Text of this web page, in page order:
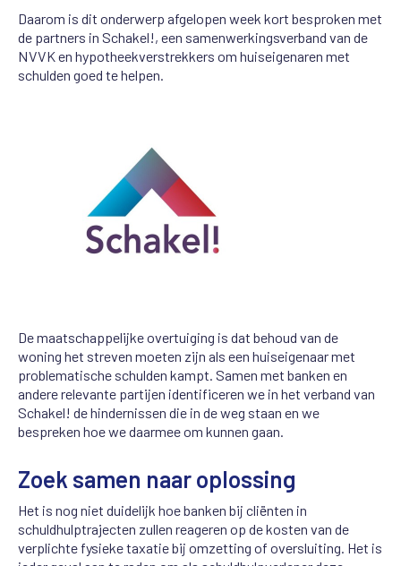
Daarom is dit onderwerp afgelopen week kort besproken met
de partners in Schakel!, een samenwerkingsverband van de
NVVK en hypotheekverstrekkers om huiseigenaren met
schulden goed te helpen.
De maatschappelijke overtuiging is dat behoud van de
woning het streven moeten zijn als een huiseigenaar met
problematische schulden kampt. Samen met banken en
andere relevante partijen identificeren we in het verband van
Schakel! de hindernissen die in de weg staan en we
bespreken hoe we daarmee om kunnen gaan.
Zoek samen naar oplossing
Het is nog niet duidelijk hoe banken bij cliënten in
schuldhulptrajecten zullen reageren op de kosten van de
verplichte fysieke taxatie bij omzetting of oversluiting. Het is